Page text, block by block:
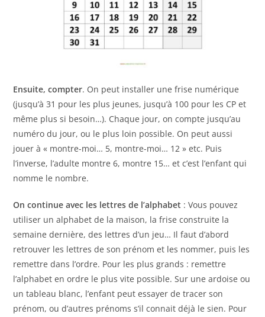
Ensuite, compter. On peut installer une frise numérique
(jusqu’à 31 pour les plus jeunes, jusqu’à 100 pour les CP et
même plus si besoin…). Chaque jour, on compte jusqu’au
numéro du jour, ou le plus loin possible. On peut aussi
jouer à « montre-moi… 5, montre-moi… 12 » etc. Puis
l’inverse, l’adulte montre 6, montre 15… et c’est l’enfant qui
nomme le nombre.
On continue avec les lettres de l’alphabet : Vous pouvez
utiliser un alphabet de la maison, la frise construite la
semaine dernière, des lettres d’un jeu… Il faut d’abord
retrouver les lettres de son prénom et les nommer, puis les
remettre dans l’ordre. Pour les plus grands : remettre
l’alphabet en ordre le plus vite possible. Sur une ardoise ou
un tableau blanc, l’enfant peut essayer de tracer son
prénom, ou d’autres prénoms s’il connait déjà le sien. Pour